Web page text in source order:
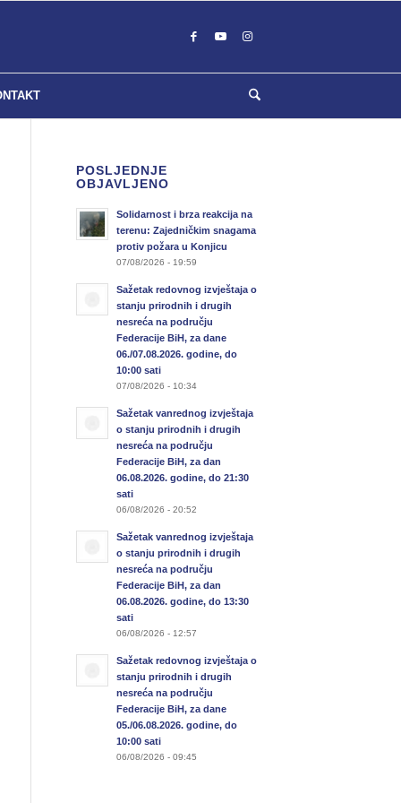
POSLJEDNJE
OBJAVLJENO
Solidarnost i brza reakcija na
terenu: Zajedničkim snagama
protiv požara u Konjicu
07/08/2026 - 19:59
Sažetak redovnog izvještaja o
stanju prirodnih i drugih
nesreća na području
Federacije BiH, za dane
06./07.08.2026. godine, do
10:00 sati
07/08/2026 - 10:34
Sažetak vanrednog izvještaja
o stanju prirodnih i drugih
nesreća na području
Federacije BiH, za dan
06.08.2026. godine, do 21:30
sati
06/08/2026 - 20:52
Sažetak vanrednog izvještaja
o stanju prirodnih i drugih
nesreća na području
Federacije BiH, za dan
06.08.2026. godine, do 13:30
sati
06/08/2026 - 12:57
Sažetak redovnog izvještaja o
stanju prirodnih i drugih
nesreća na području
Federacije BiH, za dane
05./06.08.2026. godine, do
10:00 sati
06/08/2026 - 09:45